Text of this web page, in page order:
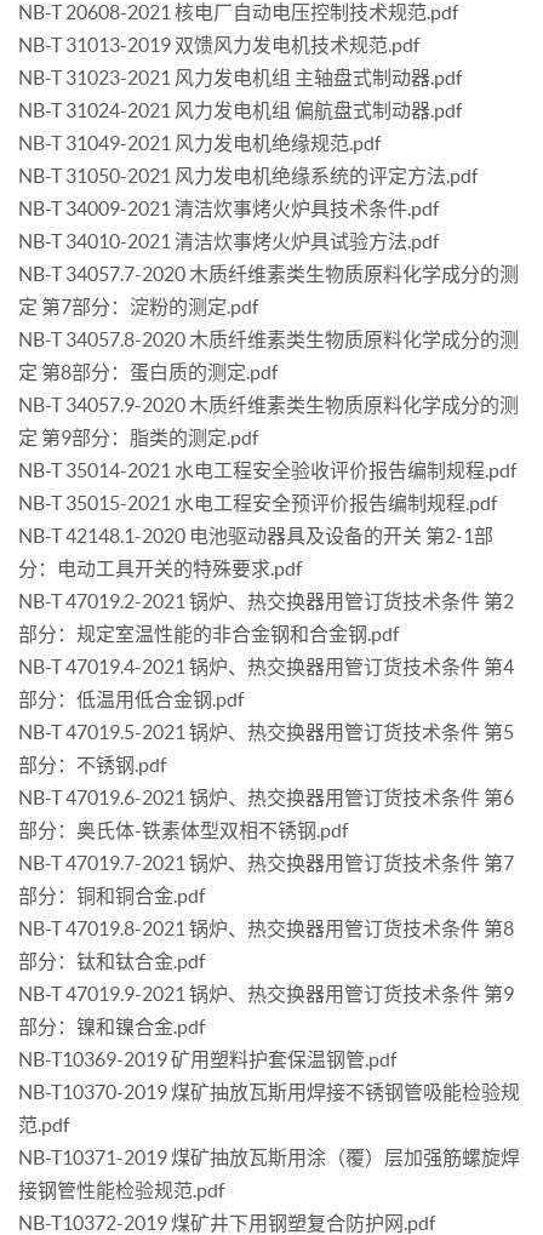
NB-T 20608-2021 核电厂自动电压控制技术规范.pdf
NB-T 31013-2019 双馈风力发电机技术规范.pdf
NB-T 31023-2021 风力发电机组 主轴盘式制动器.pdf
NB-T 31024-2021 风力发电机组 偏航盘式制动器.pdf
NB-T 31049-2021 风力发电机绝缘规范.pdf
NB-T 31050-2021 风力发电机绝缘系统的评定方法.pdf
NB-T 34009-2021 清洁炊事烤火炉具技术条件.pdf
NB-T 34010-2021 清洁炊事烤火炉具试验方法.pdf
NB-T 34057.7-2020 木质纤维素类生物质原料化学成分的测
定 第7部分：淀粉的测定.pdf
NB-T 34057.8-2020 木质纤维素类生物质原料化学成分的测
定 第8部分：蛋白质的测定.pdf
NB-T 34057.9-2020 木质纤维素类生物质原料化学成分的测
定 第9部分：脂类的测定.pdf
NB-T 35014-2021 水电工程安全验收评价报告编制规程.pdf
NB-T 35015-2021 水电工程安全预评价报告编制规程.pdf
NB-T 42148.1-2020 电池驱动器具及设备的开关 第2-1部
分：电动工具开关的特殊要求.pdf
NB-T 47019.2-2021 锅炉、热交换器用管订货技术条件 第2
部分：规定室温性能的非合金钢和合金钢.pdf
NB-T 47019.4-2021 锅炉、热交换器用管订货技术条件 第4
部分：低温用低合金钢.pdf
NB-T 47019.5-2021 锅炉、热交换器用管订货技术条件 第5
部分：不锈钢.pdf
NB-T 47019.6-2021 锅炉、热交换器用管订货技术条件 第6
部分：奥氏体-铁素体型双相不锈钢.pdf
NB-T 47019.7-2021 锅炉、热交换器用管订货技术条件 第7
部分：铜和铜合金.pdf
NB-T 47019.8-2021 锅炉、热交换器用管订货技术条件 第8
部分：钛和钛合金.pdf
NB-T 47019.9-2021 锅炉、热交换器用管订货技术条件 第9
部分：镍和镍合金.pdf
NB-T10369-2019 矿用塑料护套保温钢管.pdf
NB-T10370-2019 煤矿抽放瓦斯用焊接不锈钢管吸能检验规
范.pdf
NB-T10371-2019 煤矿抽放瓦斯用涂（覆）层加强筋螺旋焊
接钢管性能检验规范.pdf
NB-T10372-2019 煤矿井下用钢塑复合防护网.pdf